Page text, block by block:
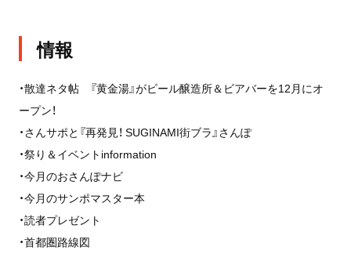
情報
・散達ネタ帖 『黄金湯』がビール醸造所＆ビアバーを12月にオ
ープン！
・さんサポと『再発見！ SUGINAMI街ブラ』さんぽ
・祭り＆イベントinformation
・今月のおさんぽナビ
・今月のサンポマスター本
・読者プレゼント
・首都圏路線図